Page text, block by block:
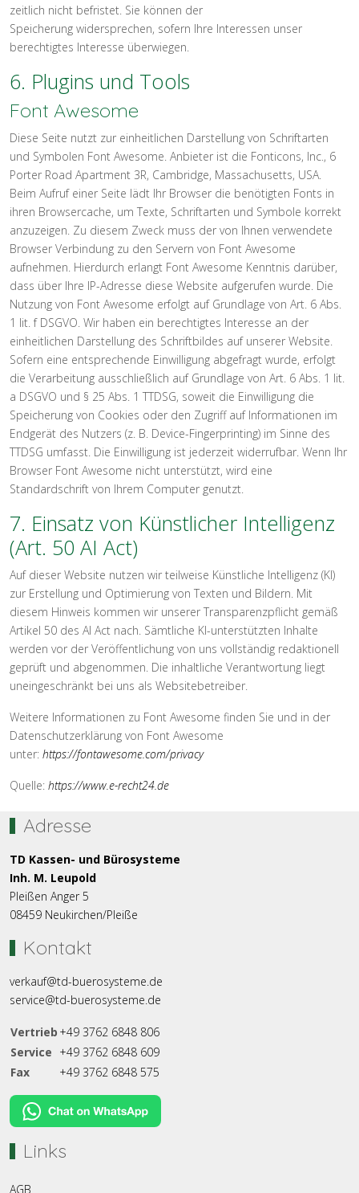
zeitlich nicht befristet. Sie können der
Speicherung widersprechen, sofern Ihre Interessen unser
berechtigtes Interesse überwiegen.
6. Plugins und Tools
Font Awesome
Diese Seite nutzt zur einheitlichen Darstellung von Schriftarten
und Symbolen Font Awesome. Anbieter ist die Fonticons, Inc., 6
Porter Road Apartment 3R, Cambridge, Massachusetts, USA.
Beim Aufruf einer Seite lädt Ihr Browser die benötigten Fonts in
ihren Browsercache, um Texte, Schriftarten und Symbole korrekt
anzuzeigen. Zu diesem Zweck muss der von Ihnen verwendete
Browser Verbindung zu den Servern von Font Awesome
aufnehmen. Hierdurch erlangt Font Awesome Kenntnis darüber,
dass über Ihre IP-Adresse diese Website aufgerufen wurde. Die
Nutzung von Font Awesome erfolgt auf Grundlage von Art. 6 Abs.
1 lit. f DSGVO. Wir haben ein berechtigtes Interesse an der
einheitlichen Darstellung des Schriftbildes auf unserer Website.
Sofern eine entsprechende Einwilligung abgefragt wurde, erfolgt
die Verarbeitung ausschließlich auf Grundlage von Art. 6 Abs. 1 lit.
a DSGVO und § 25 Abs. 1 TTDSG, soweit die Einwilligung die
Speicherung von Cookies oder den Zugriff auf Informationen im
Endgerät des Nutzers (z. B. Device-Fingerprinting) im Sinne des
TTDSG umfasst. Die Einwilligung ist jederzeit widerrufbar. Wenn Ihr
Browser Font Awesome nicht unterstützt, wird eine
Standardschrift von Ihrem Computer genutzt.
7. Einsatz von Künstlicher Intelligenz
(Art. 50 AI Act)
Auf dieser Website nutzen wir teilweise Künstliche Intelligenz (KI)
zur Erstellung und Optimierung von Texten und Bildern. Mit
diesem Hinweis kommen wir unserer Transparenzpflicht gemäß
Artikel 50 des AI Act nach. Sämtliche KI-unterstützten Inhalte
werden vor der Veröffentlichung von uns vollständig redaktionell
geprüft und abgenommen. Die inhaltliche Verantwortung liegt
uneingeschränkt bei uns als Websitebetreiber.
Weitere Informationen zu Font Awesome finden Sie und in der
Datenschutzerklärung von Font Awesome
unter: https://fontawesome.com/privacy
Quelle: https://www.e-recht24.de
Adresse
TD Kassen- und Bürosysteme
Inh. M. Leupold
Pleißen Anger 5
08459 Neukirchen/Pleiße
Kontakt
verkauf@td-buerosysteme.de
service@td-buerosysteme.de
Vertrieb +49 3762 6848 806
Service +49 3762 6848 609
Fax
+49 3762 6848 575
Links
AGB